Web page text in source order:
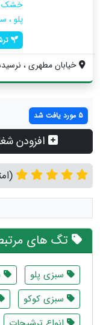
خشک |
پلو ،
خیابان مطهری ، نرسیده
5 مورد یافت شد
افزودن
(امتیاز
تگ های
سبزی پلو
سبزی کوکو